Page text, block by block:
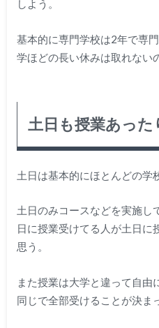
しよう。
基本的に専門学校は2年で専
学ほどの長い休みは取れない
土日も授業あった
土日は基本的にほとんどの学
土日のみコースなどを実施し
日に授業受けてる人が土日に
思う。
また授業は大学と違って自由
同じで全部受けることが決ま